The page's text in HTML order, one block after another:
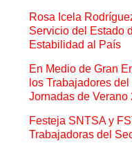
Rosa Icela
Servicio del Estado
Estabilidad al País
En Medio de Gran
los Trabajadores
Jornadas de Verano
Festeja SNTSA y
Trabajadoras del